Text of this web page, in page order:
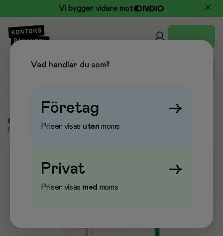
Vi bygger vidare mot
Förstärkta register
Vad handlar du som?
Företag →
Priser visas utan moms
Privat →
Priser visas med moms